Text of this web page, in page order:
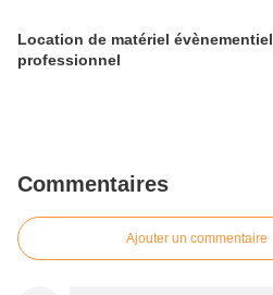
Location de matériel évènementiel
professionnel
Commentaires
Ajouter un commentaire